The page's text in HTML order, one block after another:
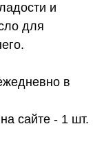
и
для
в
сайте - 1 шт.